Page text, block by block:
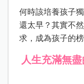
何時該培養孩子
還太早？其實不
求，成為孩子的榜
人生充滿無